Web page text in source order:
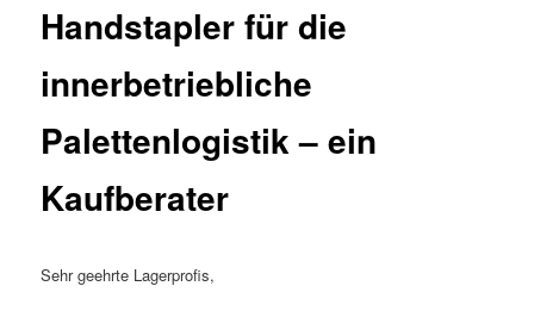
Handstapler für die
innerbetriebliche
Palettenlogistik – ein
Kaufberater
Sehr geehrte Lagerprofis,